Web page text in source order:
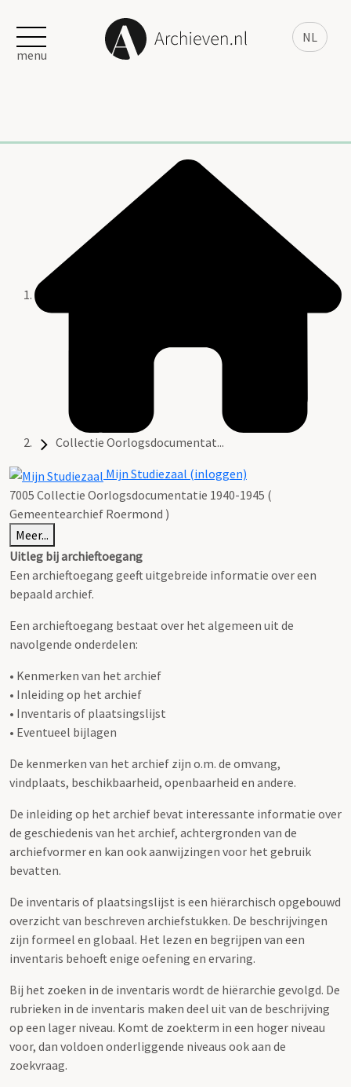
NL
menu
Collectie Oorlogsdocumentat...
Mijn Studiezaal (inloggen)
7005 Collectie Oorlogsdocumentatie 1940-1945 (
Gemeentearchief Roermond )
Meer...
Uitleg bij archieftoegang
Een archieftoegang geeft uitgebreide informatie over een
bepaald archief.
Een archieftoegang bestaat over het algemeen uit de
navolgende onderdelen:
• Kenmerken van het archief
• Inleiding op het archief
• Inventaris of plaatsingslijst
• Eventueel bijlagen
De kenmerken van het archief zijn o.m. de omvang,
vindplaats, beschikbaarheid, openbaarheid en andere.
De inleiding op het archief bevat interessante informatie over
de geschiedenis van het archief, achtergronden van de
archiefvormer en kan ook aanwijzingen voor het gebruik
bevatten.
De inventaris of plaatsingslijst is een hiërarchisch opgebouwd
overzicht van beschreven archiefstukken. De beschrijvingen
zijn formeel en globaal. Het lezen en begrijpen van een
inventaris behoeft enige oefening en ervaring.
Bij het zoeken in de inventaris wordt de hiërarchie gevolgd. De
rubrieken in de inventaris maken deel uit van de beschrijving
op een lager niveau. Komt de zoekterm in een hoger niveau
voor, dan voldoen onderliggende niveaus ook aan de
zoekvraag.